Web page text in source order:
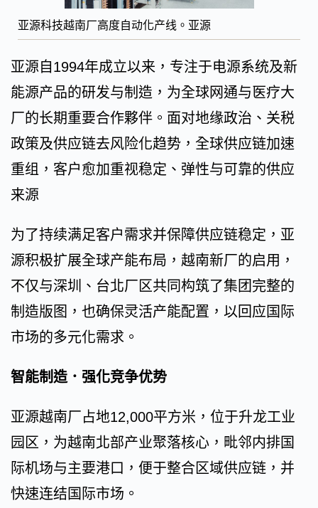
亚源科技越南厂高度自动化产线。亚源
亚源自1994年成立以来，专注于电源系统及新
能源产品的研发与制造，为全球网通与医疗大
厂的长期重要合作夥伴。面对地缘政治、关税
政策及供应链去风险化趋势，全球供应链加速
重组，客户愈加重视稳定、弹性与可靠的供应
来源
为了持续满足客户需求并保障供应链稳定，亚
源积极扩展全球产能布局，越南新厂的启用，
不仅与深圳、台北厂区共同构筑了集团完整的
制造版图，也确保灵活产能配置，以回应国际
市场的多元化需求。
智能制造．强化竞争优势
亚源越南厂占地12,000平方米，位于升龙工业
园区，为越南北部产业聚落核心，毗邻内排国
际机场与主要港口，便于整合区域供应链，并
快速连结国际市场。